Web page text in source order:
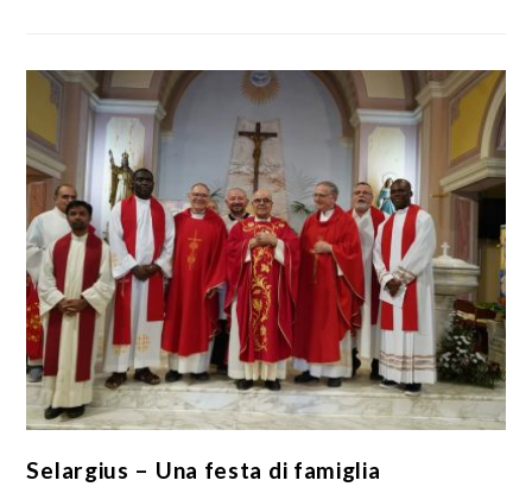
Selargius – Una festa di famiglia